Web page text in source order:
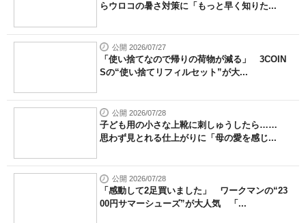
らウロコの暑さ対策に「もっと早く知りた...
公開 2026/07/27
「使い捨てなので帰りの荷物が減る」 3COIN
Sの“使い捨てリフィルセット”が大...
公開 2026/07/28
子ども用の小さな上靴に刺しゅうしたら……
思わず見とれる仕上がりに「母の愛を感じ...
公開 2026/07/28
「感動して2足買いました」 ワークマンの“23
00円サマーシューズ”が大人気 「...